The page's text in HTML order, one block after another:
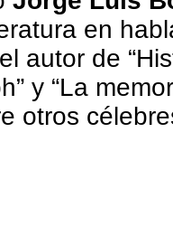
en
autor de
y “La
otros